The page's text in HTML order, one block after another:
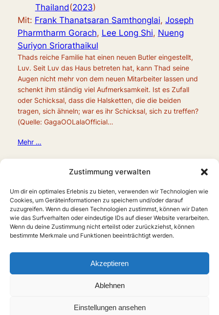
Zustimmung verwalten
Um dir ein optimales Erlebnis zu bieten, verwenden wir Technologien wie
Cookies, um Geräteinformationen zu speichern und/oder darauf
zuzugreifen. Wenn du diesen Technologien zustimmst, können wir Daten
wie das Surfverhalten oder eindeutige IDs auf dieser Website verarbeiten.
Wenn du deine Zustimmung nicht erteilst oder zurückziehst, können
bestimmte Merkmale und Funktionen beeinträchtigt werden.
Akzeptieren
Ablehnen
Einstellungen ansehen
Thailand(2023)
Mit: Frank Thanatsaran Samthonglai, Joseph
Pharmtharm Gorach, Lee Long Shi, Nueng
Suriyon Sriorathaikul
Thads reiche Familie hat einen neuen Butler eingestellt,
Luv. Seit Luv das Haus betreten hat, kann Thad seine
Augen nicht mehr von dem neuen Mitarbeiter lassen und
schenkt ihm ständig viel Aufmerksamkeit. Ist es Zufall
oder Schicksal, dass die Halsketten, die die beiden
tragen, sich ähneln; war es ihr Schicksal, sich zu treffen?
(Quelle: GagaOOLalaOfficial…
Mehr …
FilmeAnimeMusik
Über unsImpressumX Instagram
Anmelden